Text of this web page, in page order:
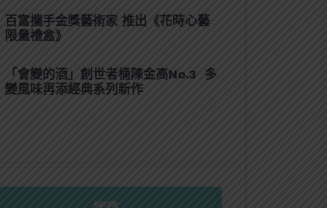
百富攜手金獎藝術家 推出《花時心藝
限量禮盒》
「會變的酒」創世者桶陳金高No.3 多
變風味再添經典系列新作